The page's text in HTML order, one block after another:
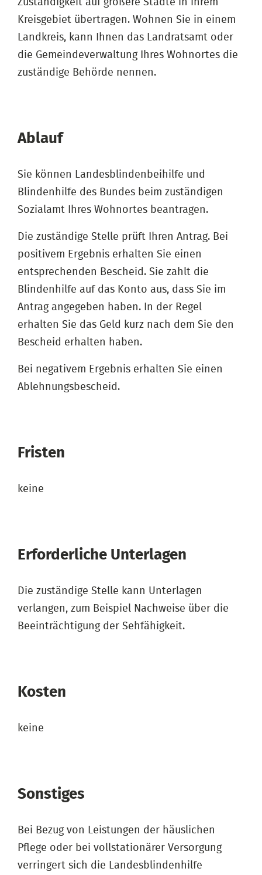
Zuständigkeit auf größere Städte in ihrem
Kreisgebiet übertragen. Wohnen Sie in einem
Landkreis, kann Ihnen das Landratsamt oder
die Gemeindeverwaltung Ihres Wohnortes die
zuständige Behörde nennen.
Ablauf
Sie können Landesblindenbeihilfe und
Blindenhilfe des Bundes beim zuständigen
Sozialamt Ihres Wohnortes beantragen.
Die zuständige Stelle prüft Ihren Antrag. Bei
positivem Ergebnis erhalten Sie einen
entsprechenden Bescheid. Sie zahlt die
Blindenhilfe auf das Konto aus, dass Sie im
Antrag angegeben haben. In der Regel
erhalten Sie das Geld kurz nach dem Sie den
Bescheid erhalten haben.
Bei negativem Ergebnis erhalten Sie einen
Ablehnungsbescheid.
Fristen
keine
Erforderliche Unterlagen
Die zuständige Stelle kann Unterlagen
verlangen, zum Beispiel Nachweise über die
Beeinträchtigung der Sehfähigkeit.
Kosten
keine
Sonstiges
Bei Bezug von Leistungen der häuslichen
Pflege oder bei vollstationärer Versorgung
verringert sich die Landesblindenhilfe